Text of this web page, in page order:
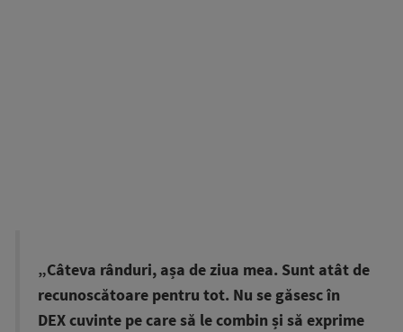
„Câteva rânduri, așa de ziua mea. Sunt atât de
recunoscătoare pentru tot. Nu se găsesc în
DEX cuvinte pe care să le combin și să exprime